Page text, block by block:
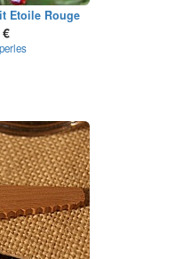
Etoile Rouge